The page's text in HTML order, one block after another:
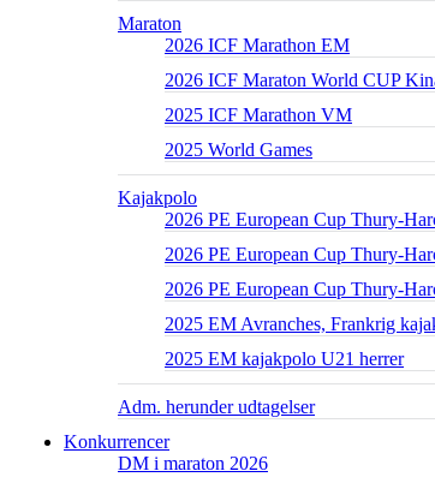
Maraton
2026 ICF Marathon EM
2026 ICF Maraton World CUP
2025 ICF Marathon VM
2025 World Games
Kajakpolo
2026 PE European Cup Thury-
2026 PE European Cup Thury-
2026 PE European Cup Thury-
2025 EM Avranches, Frankrig
2025 EM kajakpolo U21 herrer
Adm. herunder udtagelser
Konkurrencer
DM i maraton 2026